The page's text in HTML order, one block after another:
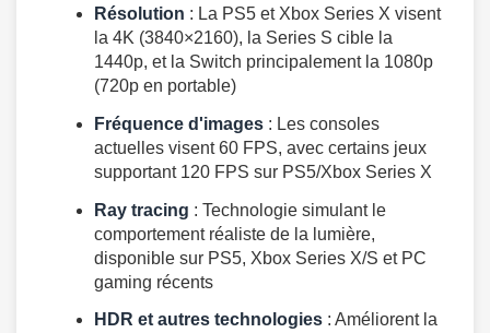
Résolution : La PS5 et Xbox Series X visent
la 4K (3840×2160), la Series S cible la
1440p, et la Switch principalement la 1080p
(720p en portable)
Fréquence d'images : Les consoles
actuelles visent 60 FPS, avec certains jeux
supportant 120 FPS sur PS5/Xbox Series X
Ray tracing : Technologie simulant le
comportement réaliste de la lumière,
disponible sur PS5, Xbox Series X/S et PC
gaming récents
HDR et autres technologies : Améliorent la